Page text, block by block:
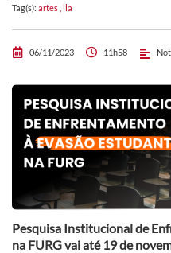
Tag(s): artes ila
06/11/2023 11h58
Pesquisa Institucional de
na FURG vai até 19 de